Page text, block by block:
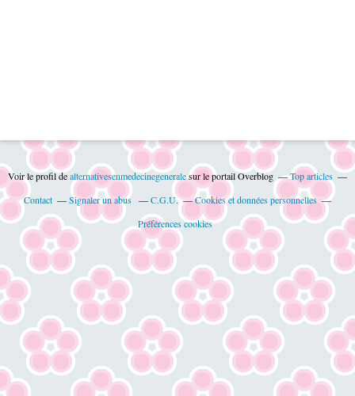
Voir le profil dealternativesenmedecinegeneralesur le portail Overblog
Top articles
Contact
Signaler un abus C.G.U.
Cookies et données personnelles
Préférences cookies